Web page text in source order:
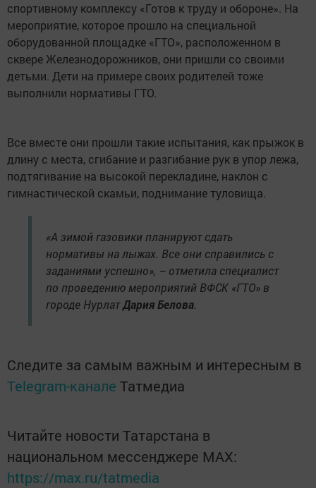
спортивному комплексу «Готов к труду и обороне». На
мероприятие, которое прошло на специальной
оборудованной площадке «ГТО», расположенном в
сквере Железнодорожников, они пришли со своими
детьми. Дети на примере своих родителей тоже
выполнили нормативы ГТО.
Все вместе они прошли такие испытания, как прыжок в
длину с места, ⁠сгибание и разгибание рук в упор лежа,
⁠подтягивание на высокой перекладине, ⁠наклон с
гимнастической скамьи, ⁠поднимание туловища.
«А зимой газовики планируют сдать
нормативы на лыжах. Все они справились с
заданиями успешно», – отметила специалист
по проведению мероприятий ВФСК «ГТО» в
городе НурлатДария Белова.
Следите за самым важным и интересным в
Telegram-канале Татмедиа
Читайте новости Татарстана в
национальном мессенджере MАХ:
https://max.ru/tatmedia